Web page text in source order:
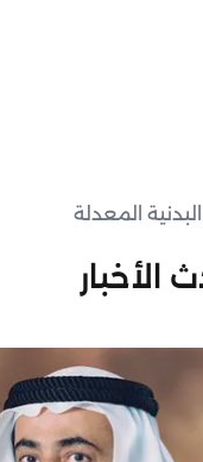
المعدلة
الأخبار